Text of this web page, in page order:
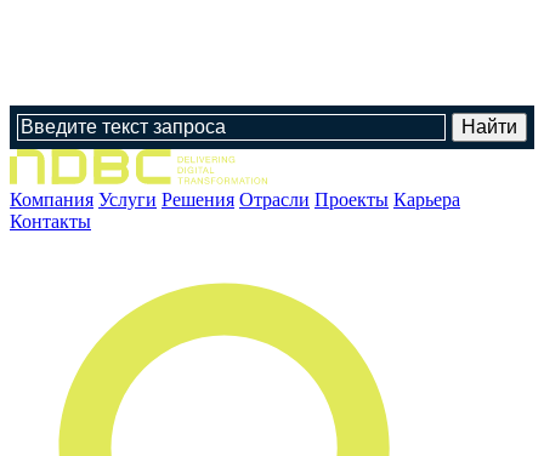
Компания Услуги Решения Отрасли Проекты Карьера
Контакты